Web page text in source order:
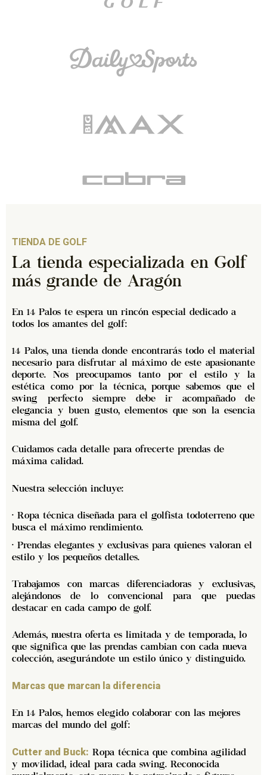
TIENDA DE GOLF
La tienda especializada en Golf
más grande de Aragón
En 14 Palos te espera un rincón especial dedicado a
todos los amantes del golf:
14 Palos, una tienda donde encontrarás todo el material
necesario para disfrutar al máximo de este apasionante
deporte. Nos preocupamos tanto por el estilo y la
estética como por la técnica, porque sabemos que el
swing perfecto siempre debe ir acompañado de
elegancia y buen gusto, elementos que son la esencia
misma del golf.
Cuidamos cada detalle para ofrecerte prendas de
máxima calidad.
Nuestra selección incluye:
· Ropa técnica diseñada para el golfista todoterreno que
busca el máximo rendimiento.
· Prendas elegantes y exclusivas para quienes valoran el
estilo y los pequeños detalles.
Trabajamos con marcas diferenciadoras y exclusivas,
alejándonos de lo convencional para que puedas
destacar en cada campo de golf.
Además, nuestra oferta es limitada y de temporada, lo
que significa que las prendas cambian con cada nueva
colección, asegurándote un estilo único y distinguido.
Marcas que marcan la diferencia
En 14 Palos, hemos elegido colaborar con las mejores
marcas del mundo del golf:
Cutter and Buck: Ropa técnica que combina agilidad
y movilidad, ideal para cada swing. Reconocida